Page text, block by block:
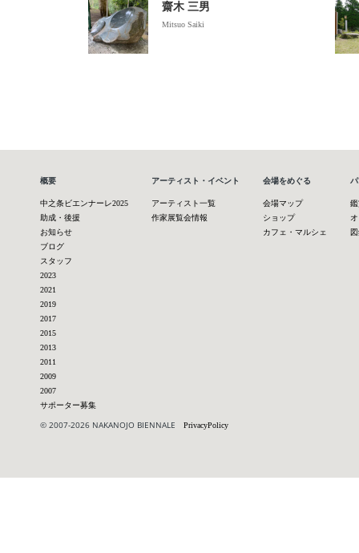
齋木 三男
Mitsuo Saiki
概要
中之条ビエンナーレ2025
助成・後援
お知らせ
ブログ
スタッフ
2023
2021
2019
2017
2015
2013
2011
2009
2007
サポーター募集
アーティスト・イベント
アーティスト一覧
作家展覧会情報
会場をめぐる
会場マップ
ショップ
カフェ・マルシェ
© 2007-2026 NAKANOJO BIENNALE PrivacyPolicy